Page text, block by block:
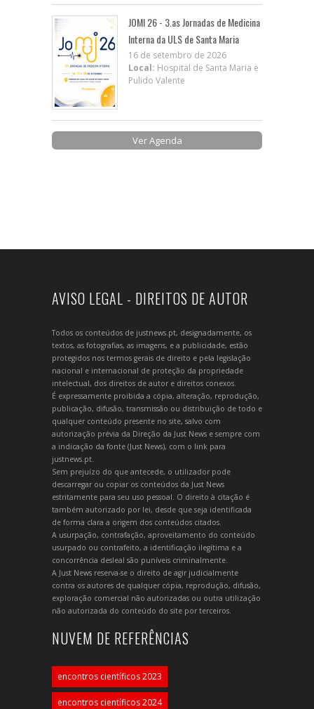
JOMI 26 - 3.as Jornadas de Medicina
Interna da ULS de Santa Maria
16 de setembro de 2026
Local: Hospital de Santa Maria e
Pulido Valente
Ver Agenda
AVISO LEGAL - DIREITOS DE AUTOR
Todos os conteúdos de justnews.pt, designadamente, os
textos, as fotografias, as imagens, e a publicidade, estão
protegidos nos termos gerais de direito e pela legislação
nacional e internacional de proteção da propriedade
intelectual, dos direitos de autor e direitos conexos.
É expressamente proibida a cópia, alteração, reprodução,
publicação, difusão, transmissão ou distribuição de todo e
qualquer conteúdo presente no site, salvo com
autorização prévia da Direção da Just News e sempre com
a indicação da fonte (Just News), com o link para
justnews.pt.
Sem prejuízo do que antecede, o utilizador pode
descarregar ou copiar os conteúdos da Just News
estritamente para seu uso pessoal. O direito à citação é
também autorizado por lei, desde que seja identificada
de forma clara a origem dos conteúdos citados.
A usurpação, contrafação, aproveitamento do conteúdo
usurpado ou contrafeito, a identificação ilegítima e a
concorrência desleal são puníveis criminalmente.
A Just News reserva-se o direito de agir judicialmente
contra os autores de qualquer cópia, reprodução, difusão,
exploração comercial não autorizadas ou outra utilização
não autorizada do conteúdo do site por terceiros.
NUVEM DE REFERÊNCIAS
encontros científicos 2023
encontros científicos 2024